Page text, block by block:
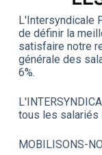
L'Intersyndicale
de définir la
satisfaire notre
générale des
6%.
tous les salariés
MOBILISONS-